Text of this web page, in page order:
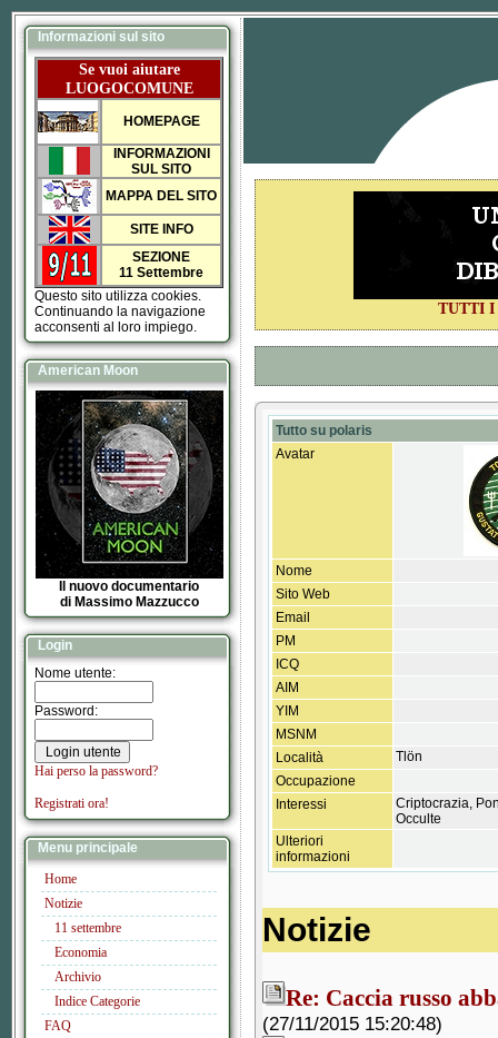
Informazioni sul sito
Se vuoi aiutare
LUOGOCOMUNE
HOMEPAGE
INFORMAZIONI
SUL SITO
MAPPA DEL SITO
SITE INFO
SEZIONE
11 Settembre
Questo sito utilizza cookies.
Continuando la navigazione
acconsenti al loro impiego.
American Moon
Il nuovo documentario
di Massimo Mazzucco
Login
Nome utente:
Password:
Hai perso la password?
Registrati ora!
Menu principale
Home
Notizie
11 settembre
Economia
Archivio
Indice Categorie
FAQ
TUTTI I
Tutto su polaris
Avatar
Nome
Sito Web
Email
PM
ICQ
AIM
YIM
MSNM
Località
Tlön
Occupazione
Interessi
Criptocrazia,
Occulte
Ulteriori
informazioni
Notizie
Re: Caccia russo
(27/11/2015 15:20:48)